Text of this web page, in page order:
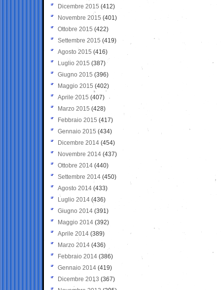
Dicembre 2015 (412)
Novembre 2015 (401)
Ottobre 2015 (422)
Settembre 2015 (419)
Agosto 2015 (416)
Luglio 2015 (387)
Giugno 2015 (396)
Maggio 2015 (402)
Aprile 2015 (407)
Marzo 2015 (428)
Febbraio 2015 (417)
Gennaio 2015 (434)
Dicembre 2014 (454)
Novembre 2014 (437)
Ottobre 2014 (440)
Settembre 2014 (450)
Agosto 2014 (433)
Luglio 2014 (436)
Giugno 2014 (391)
Maggio 2014 (392)
Aprile 2014 (389)
Marzo 2014 (436)
Febbraio 2014 (386)
Gennaio 2014 (419)
Dicembre 2013 (367)